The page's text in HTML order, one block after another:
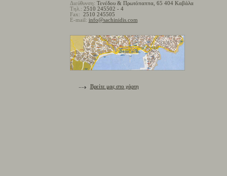
Διεύθυνση: Τενέδου & Πρωτόπαππα, 65 404 Καβάλα
Τηλ. : 2510 245502 - 4
Fax:
2510 245505
E-mail: info@sachinidis.com
Βρείτε μας στο χάρτη